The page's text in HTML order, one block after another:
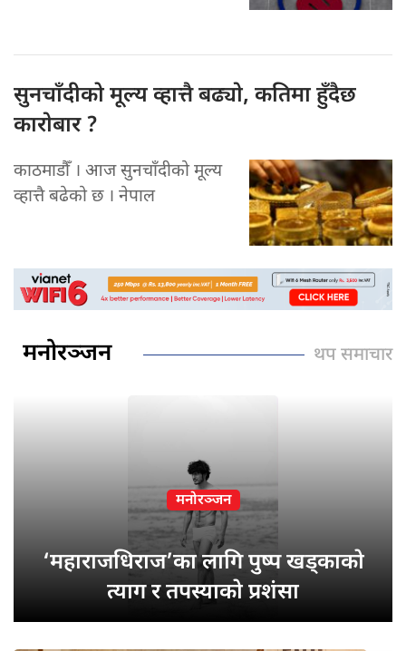
सुनचाँदीको मूल्यव्हात्तै बढ्याे, कतिमा हुँदैछ
काराेबार ?
काठमाडौँ । आज सुनचाँदीको मूल्य
व्हात्तै बढेको छ । नेपाल
मनोरञ्जन थप समाचार
मनोरञ्जन
‘महाराजधिराज’का लागि पुष्प खड्काको
त्याग र तपस्याको प्रशंसा